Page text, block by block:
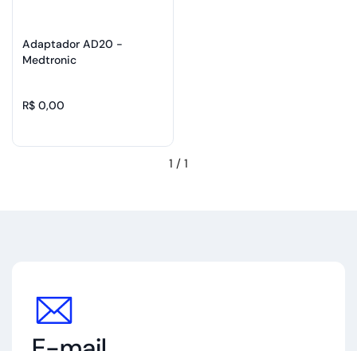
Adaptador AD20 -
Medtronic
R$ 0,00
1 / 1